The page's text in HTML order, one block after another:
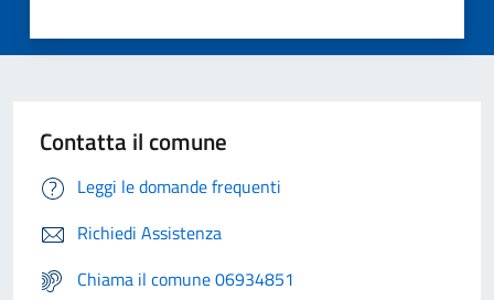
Contatta il comune
Leggi le domande frequenti
Richiedi Assistenza
Chiama il comune 06934851